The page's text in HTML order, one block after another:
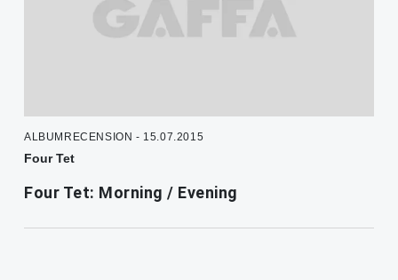
ALBUMRECENSION - 15.07.2015
Four Tet
Four Tet: Morning / Evening